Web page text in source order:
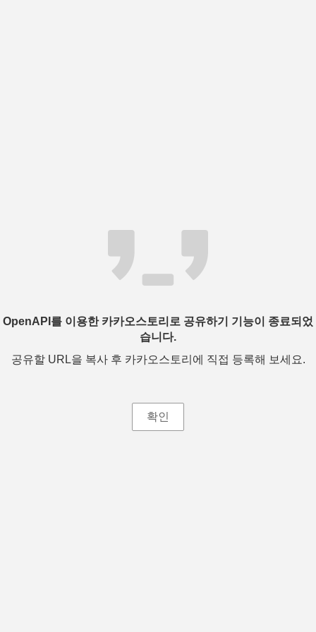
OpenAPI를 이용한 카카오스토리로 공유하기 기능이 종료되었
습니다.
공유할 URL을 복사 후 카카오스토리에 직접 등록해 보세요.
확인